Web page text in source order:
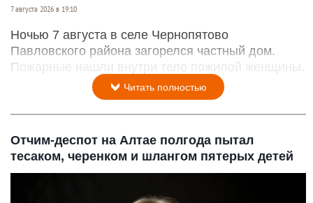
7 августа 2026 в 19:10
Ночью 7 августа в селе Чернопятово
Павловского района загорелся частный дом.
Пожарные нашли внутри тело пожилой женщины.
Читать полностью
Отчим-деспот на Алтае полгода пытал
тесаком, черенком и шлангом пятерых детей